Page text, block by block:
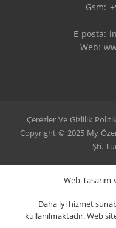
Gsm:
E-posta:
Web:
Çerezler Ve Gizlilik
Copyright © 2025 My
Şti.
Web Tasarım
Daha iyi hizmet
kullanılmaktadır. Web